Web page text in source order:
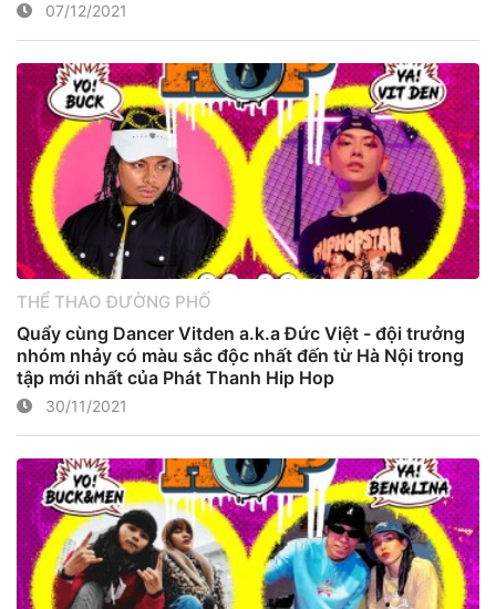
07/12/2021
THỂ THAO ĐƯỜNG PHỐ
Quẩy cùng Dancer Vitden a.k.a Đức Việt - đội trưởng
nhóm nhảy có màu sắc độc nhất đến từ Hà Nội trong
tập mới nhất của Phát Thanh Hip Hop
30/11/2021